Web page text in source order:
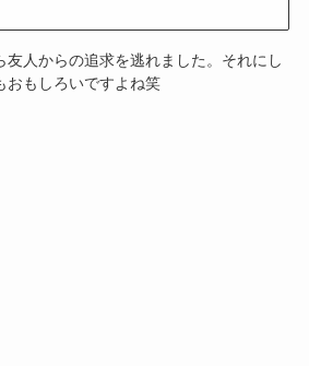
友人からの追求を逃れました。それにし
おもしろいですよね笑